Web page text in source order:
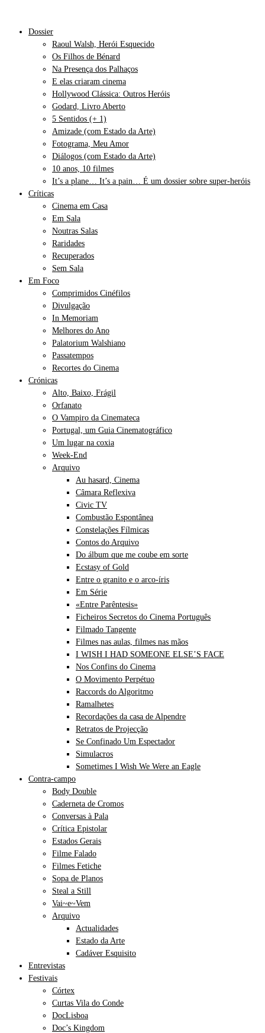
Dossier
Raoul Walsh, Herói Esquecido
Os Filhos de Bénard
Na Presença dos Palhaços
E elas criaram cinema
Hollywood Clássica: Outros Heróis
Godard, Livro Aberto
5 Sentidos (+ 1)
Amizade (com Estado da Arte)
Fotograma, Meu Amor
Diálogos (com Estado da Arte)
10 anos, 10 filmes
It’s a plane… It’s a pain… É um dossier sobre super-heróis
Críticas
Cinema em Casa
Em Sala
Noutras Salas
Raridades
Recuperados
Sem Sala
Em Foco
Comprimidos Cinéfilos
Divulgação
In Memoriam
Melhores do Ano
Palatorium Walshiano
Passatempos
Recortes do Cinema
Crónicas
Alto, Baixo, Frágil
Orfanato
O Vampiro da Cinemateca
Portugal, um Guia Cinematográfico
Um lugar na coxia
Week-End
Arquivo
Au hasard, Cinema
Câmara Reflexiva
Civic TV
Combustão Espontânea
Constelações Fílmicas
Contos do Arquivo
Do álbum que me coube em sorte
Ecstasy of Gold
Entre o granito e o arco-íris
Em Série
«Entre Parêntesis»
Ficheiros Secretos do Cinema Português
Filmado Tangente
Filmes nas aulas, filmes nas mãos
I WISH I HAD SOMEONE ELSE’S FACE
Nos Confins do Cinema
O Movimento Perpétuo
Raccords do Algoritmo
Ramalhetes
Recordações da casa de Alpendre
Retratos de Projecção
Se Confinado Um Espectador
Simulacros
Sometimes I Wish We Were an Eagle
Contra-campo
Body Double
Caderneta de Cromos
Conversas à Pala
Crítica Epistolar
Estados Gerais
Filme Falado
Filmes Fetiche
Sopa de Planos
Steal a Still
Vai~e~Vem
Arquivo
Actualidades
Estado da Arte
Cadáver Esquisito
Entrevistas
Festivais
Córtex
Curtas Vila do Conde
DocLisboa
Doc’s Kingdom